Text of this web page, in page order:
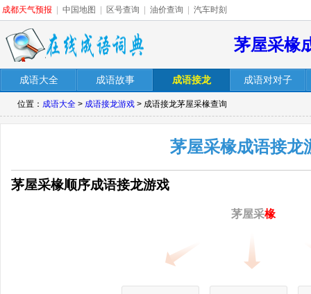
成都天气预报 中国地图 区号查询 油价查询 汽车时刻
茅屋采椽
成语大全 成语故事 成语接龙 成语对对子
位置： 成语大全 > 成语接龙游戏 > 成语接龙茅屋采椽查询
茅屋采椽成语接龙
茅屋采椽顺序成语接龙游戏
茅屋采椽